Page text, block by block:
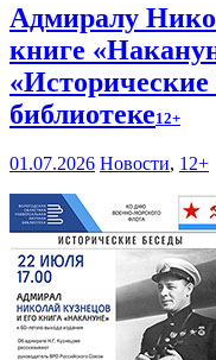
Адмиралу
книге
библиотеке12+
01.07.2026 Новости, 12+